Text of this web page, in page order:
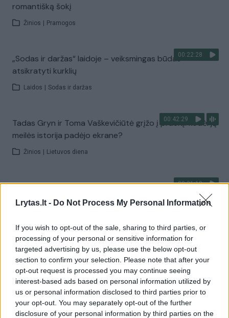
Lrytas.lt - Do Not Process My Personal Information
If you wish to opt-out of the sale, sharing to third parties, or
processing of your personal or sensitive information for
targeted advertising by us, please use the below opt-out
section to confirm your selection. Please note that after your
opt-out request is processed you may continue seeing
interest-based ads based on personal information utilized by
us or personal information disclosed to third parties prior to
your opt-out. You may separately opt-out of the further
disclosure of your personal information by third parties on the
romantišką šokį
Žinios Pramogos
00:22:28
„Sodas ir daržas“ laidoje – veiksmingas būdas
atsikratyti kurklių
Laidos Sodas ir daržas
00:42:29
Tadas Gryn ir Toma Vaškevičiūtė grįžo į praeitį: kodėl jų
meilės istorija padėjo ekrane?
Žinios Lietuvos diena
00:21:19
„Žinios“ 2026-08-08
Laidos | Žinios
Visi įrašai
Žiūrimiausi įrašai